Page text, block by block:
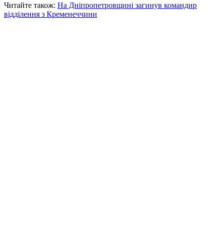
Читайте також: На Дніпропетровщині загинув командир
відділення з Кременеччини